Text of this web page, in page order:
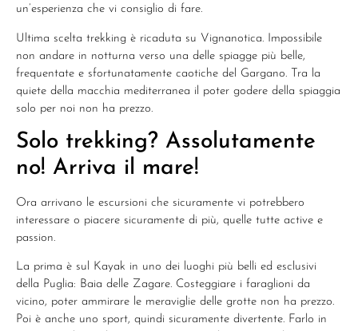
un’esperienza che vi consiglio di fare.
Ultima scelta trekking è ricaduta su Vignanotica. Impossibile
non andare in notturna verso una delle spiagge più belle,
frequentate e sfortunatamente caotiche del Gargano. Tra la
quiete della macchia mediterranea il poter godere della spiaggia
solo per noi non ha prezzo.
Solo trekking? Assolutamente
no! Arriva il mare!
Ora arrivano le escursioni che sicuramente vi potrebbero
interessare o piacere sicuramente di più, quelle tutte active e
passion.
La prima è sul Kayak in uno dei luoghi più belli ed esclusivi
della Puglia: Baia delle Zagare. Costeggiare i faraglioni da
vicino, poter ammirare le meraviglie delle grotte non ha prezzo.
Poi è anche uno sport, quindi sicuramente divertente. Farlo in